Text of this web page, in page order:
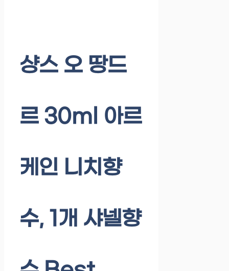
샹스 오 땅드
르 30ml 아르
케인 니치향
수, 1개 샤넬향